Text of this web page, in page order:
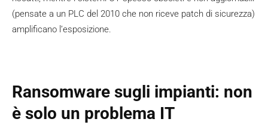
(pensate a un PLC del 2010 che non riceve patch di sicurezza)
amplificano l’esposizione.
Ransomware sugli impianti: non
è solo un problema IT